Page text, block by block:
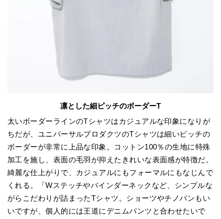
凛とした細ピッチのボーダーT
太いボーダーラインのTシャツはカジュアルな印象になりが
ちだが、ユニバーサルプロダクツのTシャツは細いピッチの
ボーダーが非常に上品な印象。コットン100％の生地に特殊
加工を施し、表面の毛羽が抑えたきれいな表面感が特徴だ。
綺麗な仕上がりで、カジュアルにもフォーマルにもなじんで
くれる。「Wステッチやバインダーネックなど、シンプルな
がらこだわりが詰まったTシャツ。ショーツやチノパンもい
いですが、個人的には王道にデニムパンツと合わせたいで